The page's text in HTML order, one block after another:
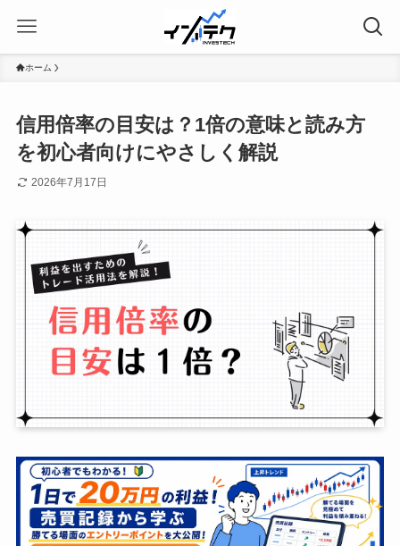
ホーム
信用倍率の目安は？1倍の意味と読み方
を初心者向けにやさしく解説
2026年7月17日